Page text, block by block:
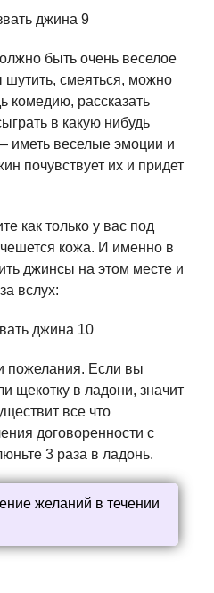
быть очень веселое
смеяться, можно
комедию, рассказать
в какую нибудь
иметь веселые эмоции и
почувствует их и придет
как только у вас под
кожа. И именно в
джинсы на этом месте и
вслух:
пожелания. Если вы
щекотку в ладони, значит
все что
договоренности с
3 раза в ладонь.
желаний в течении